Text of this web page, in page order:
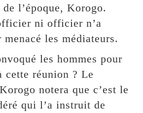
l’époque, Korogo.
ni officier n’a
les médiateurs.
les hommes pour
cette réunion ? Le
notera que c’est le
qui l’a instruit de